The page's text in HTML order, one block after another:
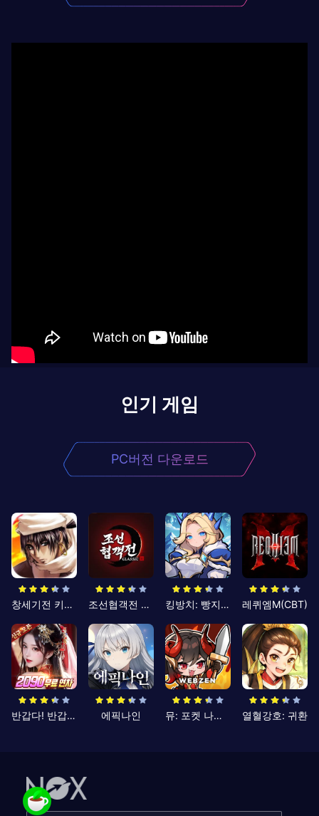
인기 게임
PC버전 다운로드
창세기전 키우기 조선협객전 클래식 킹방치: 빵지의 제왕 레퀴엠M(CBT)
반갑다! 반갑삼국지 에픽나인 뮤: 포켓 나이츠 열혈강호: 귀환